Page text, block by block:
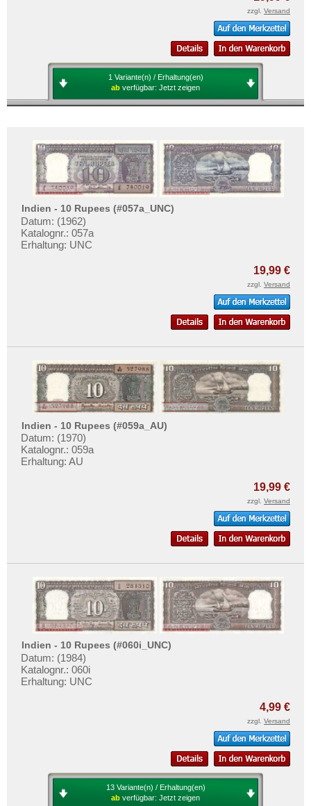
zzgl. Versand
1 Variante(n) / Erhaltung(en)
ab verfügbar: Jetzt zeigen
Indien - 10 Rupees (#057a_UNC)
Datum: (1962)
Katalognr.: 057a
Erhaltung: UNC
19,99 €
zzgl. Versand
Indien - 10 Rupees (#059a_AU)
Datum: (1970)
Katalognr.: 059a
Erhaltung: AU
19,99 €
zzgl. Versand
Indien - 10 Rupees (#060i_UNC)
Datum: (1984)
Katalognr.: 060i
Erhaltung: UNC
4,99 €
zzgl. Versand
13 Variante(n) / Erhaltung(en)
ab verfügbar: Jetzt zeigen